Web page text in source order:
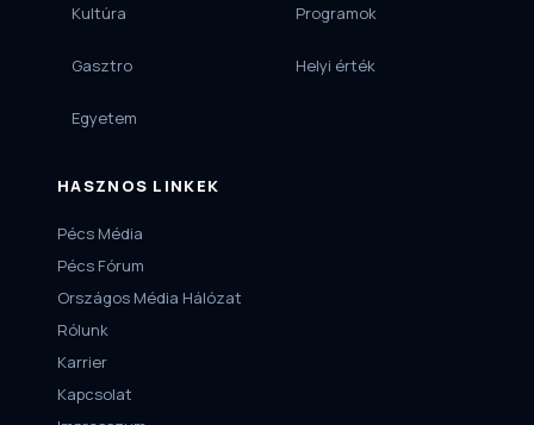
Kultúra
Gasztro
Egyetem
Programok
Helyi érték
HASZNOS LINKEK
Pécs Média
Pécs Fórum
Országos Média Hálózat
Rólunk
Karrier
Kapcsolat